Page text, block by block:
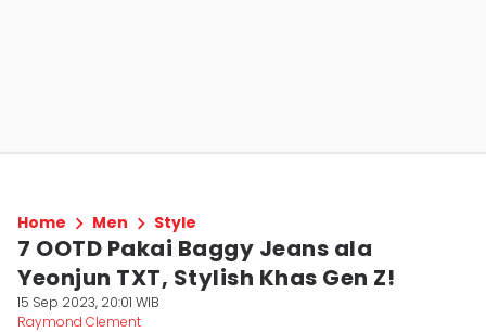
Home Men Style
7 OOTD Pakai Baggy Jeans ala
Yeonjun TXT, Stylish Khas Gen Z!
15 Sep 2023, 20:01 WIB
Raymond Clement